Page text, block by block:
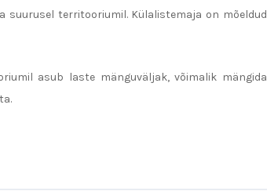
suurusel territooriumil. Külalistemaja on mõeldud
asub laste mänguväljak, võimalik mängida